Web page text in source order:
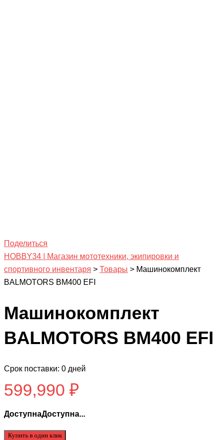
Поделиться
HOBBY34 | Магазин мототехники, экипировки и
спортивного инвентаря > Товары > Машинокомплект
BALMOTORS BM400 EFI
Машинокомплект
BALMOTORS BM400 EFI
Срок поставки: 0 дней
599,990 ₽
ДоступнаДоступна...
Купить в один клик